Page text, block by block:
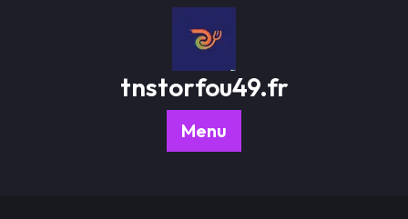
tnstorfou49.fr
Menu